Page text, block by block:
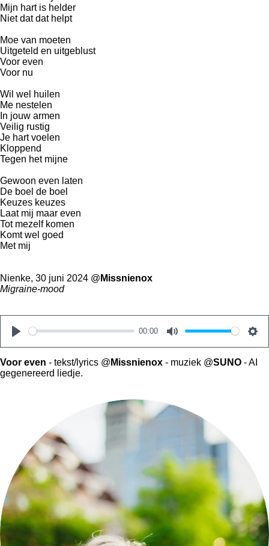
Mijn hart is helder
Niet dat dat helpt
Moe van moeten
Uitgeteld en uitgeblust
Voor even
Voor nu
Wil wel huilen
Me nestelen
In jouw armen
Veilig rustig
Je hart voelen
Kloppend
Tegen het mijne
Gewoon even laten
De boel de boel
Keuzes keuzes
Laat mij maar even
Tot mezelf komen
Komt wel goed
Met mij
Nienke, 30 juni 2024 @ Missnienox
Migraine-mood
P
l
a
00:00
M
u
S
e
Voor even - tekst/lyrics @ Missnienox - muziek @SUNO - AI
gegenereerd liedje.